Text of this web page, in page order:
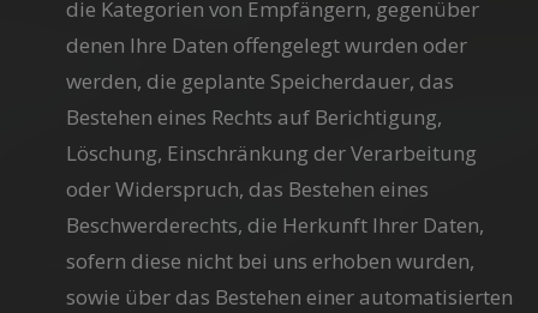
die Kategorien von Empfängern, gegenüber
denen Ihre Daten offengelegt wurden oder
werden, die geplante Speicherdauer, das
Bestehen eines Rechts auf Berichtigung,
Löschung, Einschränkung der Verarbeitung
oder Widerspruch, das Bestehen eines
Beschwerderechts, die Herkunft Ihrer Daten,
sofern diese nicht bei uns erhoben wurden,
sowie über das Bestehen einer automatisierten